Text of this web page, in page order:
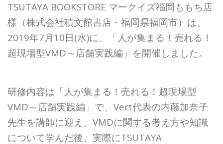
TSUTAYA BOOKSTORE マークイズ福岡ももち店
様（株式会社積文館書店・福岡県福岡市）は、
2019年7月10日(水)に、「人が集まる！売れる！
超現場型VMD～店舗実践編」を開催しました。
研修内容は「人が集まる！売れる！超現場型
VMD～店舗実践編」で、Vert代表の内藤加奈子
先生を講師に迎え、VMDに関する考え方や知識
について学んだ後、実際にTSUTAYA